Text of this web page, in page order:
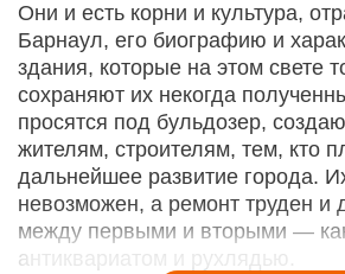
Они и есть корни и культура,
Барнаул, его биографию и
здания, которые на этом свете
сохраняют их некогда
просятся под бульдозер,
жителям, строителям, тем, кто
дальнейшее развитие города.
невозможен, а ремонт труден и
между первыми и вторыми —
антиквариатом и рухлядью.